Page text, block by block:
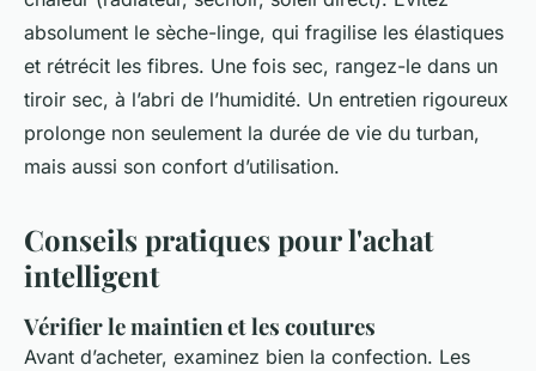
absolument le sèche-linge, qui fragilise les élastiques
et rétrécit les fibres. Une fois sec, rangez-le dans un
tiroir sec, à l’abri de l’humidité. Un entretien rigoureux
prolonge non seulement la durée de vie du turban,
mais aussi son confort d’utilisation.
Conseils pratiques pour l'achat
intelligent
Vérifier le maintien et les coutures
Avant d’acheter, examinez bien la confection. Les